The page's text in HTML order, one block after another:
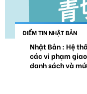
ĐIỂM TIN NHẬT BẢN
Nhật Bản : Hệ
các vi phạm
danh sách và